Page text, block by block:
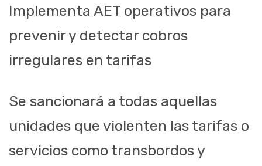
Implementa AET operativos para
prevenir y detectar cobros
irregulares en tarifas
Se sancionará a todas aquellas
unidades que violenten las tarifas o
servicios como transbordos y